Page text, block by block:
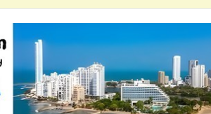
Gemeinschaft im Kolumbienforum